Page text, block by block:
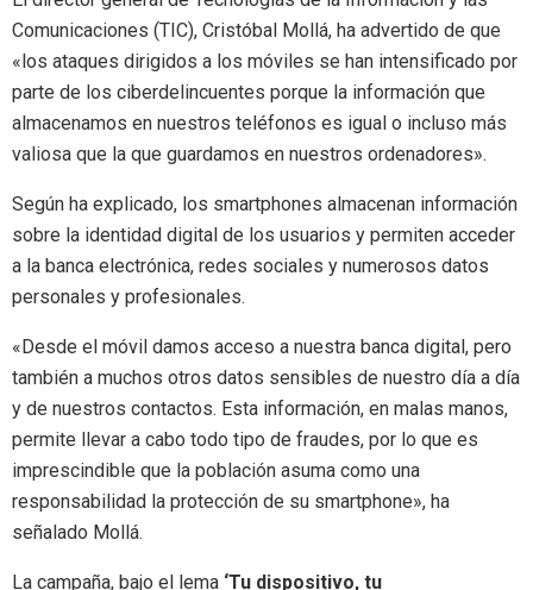
Comunicaciones (TIC), Cristóbal Mollá, ha advertido de que
«los ataques dirigidos a los móviles se han intensificado por
parte de los ciberdelincuentes porque la información que
almacenamos en nuestros teléfonos es igual o incluso más
valiosa que la que guardamos en nuestros ordenadores».
Según ha explicado, los smartphones almacenan información
sobre la identidad digital de los usuarios y permiten acceder
a la banca electrónica, redes sociales y numerosos datos
personales y profesionales.
«Desde el móvil damos acceso a nuestra banca digital, pero
también a muchos otros datos sensibles de nuestro día a día
y de nuestros contactos. Esta información, en malas manos,
permite llevar a cabo todo tipo de fraudes, por lo que es
imprescindible que la población asuma como una
responsabilidad la protección de su smartphone», ha
señalado Mollá.
La campaña, bajo el lema ‘Tu dispositivo, tu